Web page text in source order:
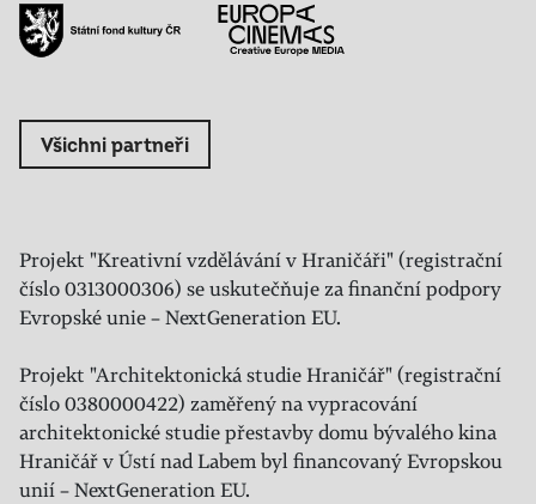
Všichni partneři
Projekt "Kreativní vzdělávání v Hraničáři" (registrační
číslo 0313000306) se uskutečňuje za finanční podpory
Evropské unie – NextGeneration EU.
Projekt "Architektonická studie Hraničář" (registrační
číslo 0380000422) zaměřený na vypracování
architektonické studie přestavby domu bývalého kina
Hraničář v Ústí nad Labem byl financovaný Evropskou
unií – NextGeneration EU.